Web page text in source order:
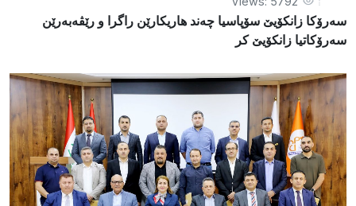
سەرۆکا زانکۆیێ سۆپاسیا چەند هاریکارێن راگرا و رێڤەبەرێن
سەرۆکاتیا زانکۆیێ کر